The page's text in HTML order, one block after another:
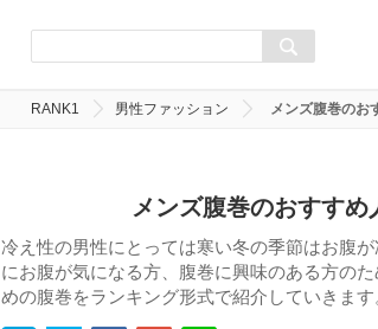
RANK1 男性ファッション メンズ腹巻のお
メンズ腹巻のおすすめ
冷え性の男性にとっては寒い冬の季節はお腹
にお腹が気になる方、腹巻に興味のある方の
めの腹巻をランキング形式で紹介していきます